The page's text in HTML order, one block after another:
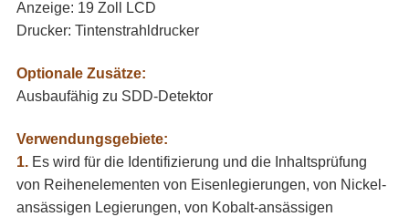
Anzeige: 19 Zoll LCD
Drucker: Tintenstrahldrucker
Optionale Zusätze:
Ausbaufähig zu SDD-Detektor
Verwendungsgebiete:
1. Es wird für die Identifizierung und die Inhaltsprüfung
von Reihenelementen von Eisenlegierungen, von Nickel-
ansässigen Legierungen, von Kobalt-ansässigen